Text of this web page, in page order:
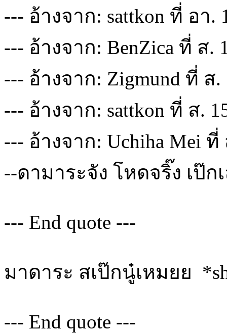
--- อ้างจาก: sattkon ที่ อา.
--- อ้างจาก: BenZica ที่ ส.
--- อ้างจาก: Zigmund ที่ ส.
--- อ้างจาก: sattkon ที่ ส.
--- อ้างจาก: Uchiha Mei ที่
--ดามาระจัง โหดจริ๊ง เป๊ก
--- End quote ---
มาดาระ สเป๊กนู๋เหมยย
--- End quote ---